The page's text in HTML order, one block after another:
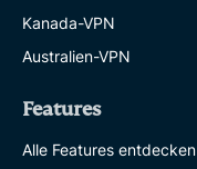
Kanada-VPN
Australien-VPN
Features
Alle Features entdecken